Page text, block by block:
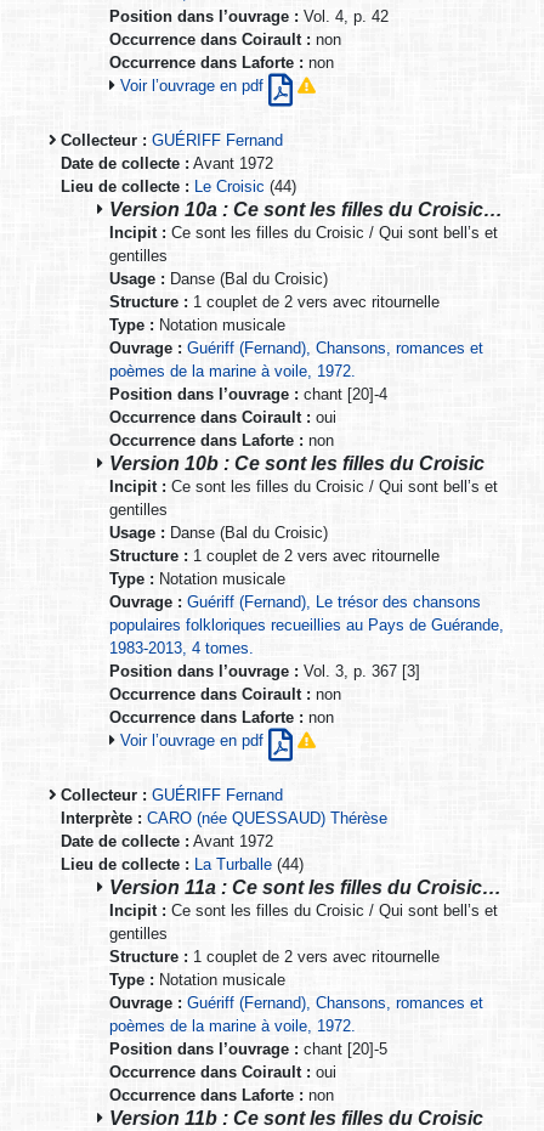
Position dans l’ouvrage : Vol. 4, p. 42
Occurrence dans Coirault : non
Occurrence dans Laforte : non
Voir l’ouvrage en pdf
Collecteur : GUÉRIFF Fernand
Date de collecte : Avant 1972
Lieu de collecte : Le Croisic (44)
Version 10a : Ce sont les filles du Croisic…
Incipit : Ce sont les filles du Croisic / Qui sont bell’s et
gentilles
Usage : Danse (Bal du Croisic)
Structure : 1 couplet de 2 vers avec ritournelle
Type : Notation musicale
Ouvrage : Guériff (Fernand), Chansons, romances et
poèmes de la marine à voile, 1972.
Position dans l’ouvrage : chant [20]-4
Occurrence dans Coirault : oui
Occurrence dans Laforte : non
Version 10b : Ce sont les filles du Croisic
Incipit : Ce sont les filles du Croisic / Qui sont bell’s et
gentilles
Usage : Danse (Bal du Croisic)
Structure : 1 couplet de 2 vers avec ritournelle
Type : Notation musicale
Ouvrage : Guériff (Fernand), Le trésor des chansons
populaires folkloriques recueillies au Pays de Guérande,
1983-2013, 4 tomes.
Position dans l’ouvrage : Vol. 3, p. 367 [3]
Occurrence dans Coirault : non
Occurrence dans Laforte : non
Voir l’ouvrage en pdf
Collecteur : GUÉRIFF Fernand
Interprète : CARO (née QUESSAUD) Thérèse
Date de collecte : Avant 1972
Lieu de collecte : La Turballe (44)
Version 11a : Ce sont les filles du Croisic…
Incipit : Ce sont les filles du Croisic / Qui sont bell’s et
gentilles
Structure : 1 couplet de 2 vers avec ritournelle
Type : Notation musicale
Ouvrage : Guériff (Fernand), Chansons, romances et
poèmes de la marine à voile, 1972.
Position dans l’ouvrage : chant [20]-5
Occurrence dans Coirault : oui
Occurrence dans Laforte : non
Version 11b : Ce sont les filles du Croisic